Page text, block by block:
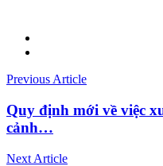
Previous Article
Quy định mới về việc
cảnh…
Next Article